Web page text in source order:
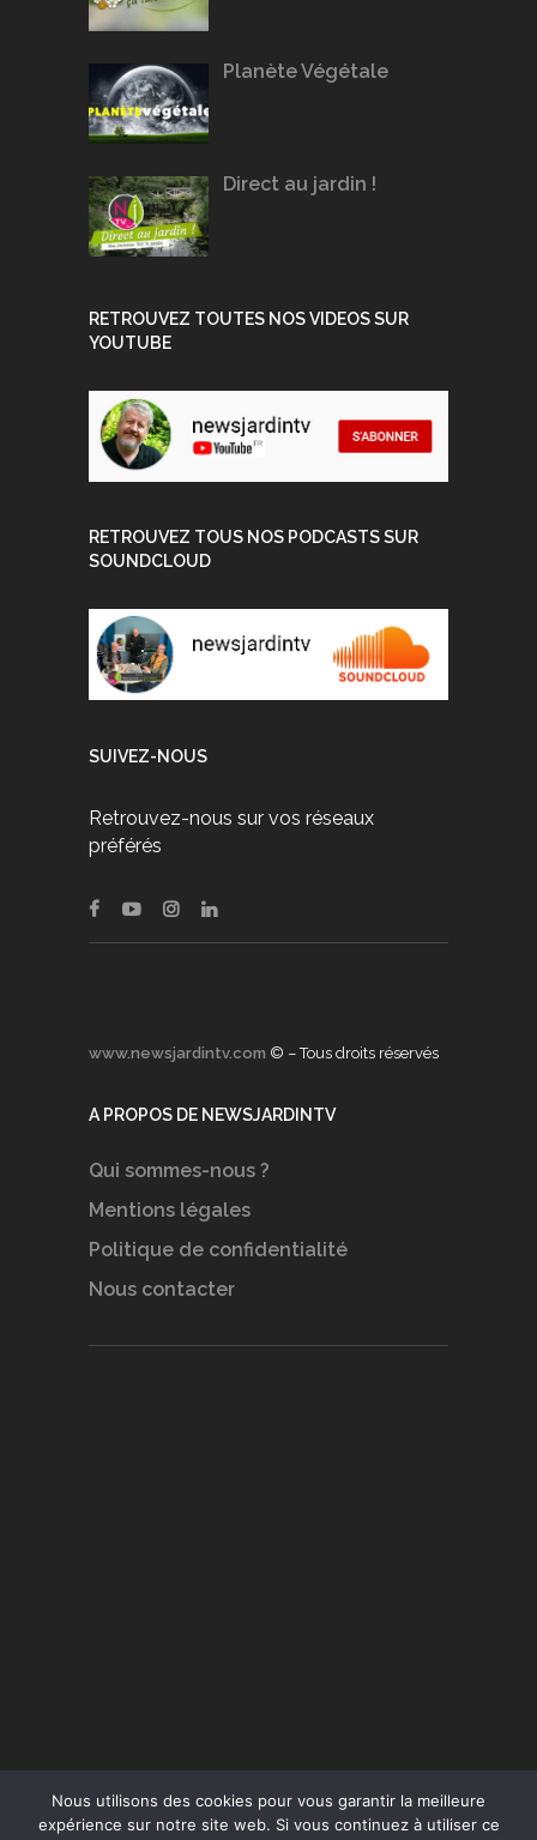
Planète Végétale
Direct au jardin !
RETROUVEZ TOUTES NOS VIDEOS SUR
YOUTUBE
RETROUVEZ TOUS NOS PODCASTS SUR
SOUNDCLOUD
SUIVEZ-NOUS
Retrouvez-nous sur vos réseaux
préférés
www.newsjardintv.com © – Tous droits réservés
A PROPOS DE NEWSJARDINTV
Qui sommes-nous ?
Mentions légales
Politique de confidentialité
Nous contacter
Nous utilisons des cookies pour vous garantir la meilleure
expérience sur notre site web. Si vous continuez à utiliser ce